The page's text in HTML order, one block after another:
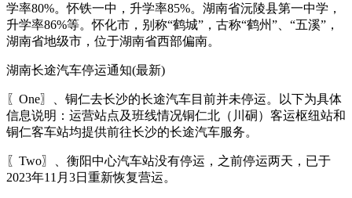
学率80%。怀铁一中，升学率85%。湖南省沅陵县第一中学，
升学率86%等。怀化市，别称“鹤城”，古称“鹤州”、“五溪”，
湖南省地级市，位于湖南省西部偏南。
湖南长途汽车停运通知(最新)
〖One〗、铜仁去长沙的长途汽车目前并未停运。以下为具体
信息说明：运营站点及班线情况铜仁北（川硐）客运枢纽站和
铜仁客车站均提供前往长沙的长途汽车服务。
〖Two〗、衡阳中心汽车站没有停运，之前停运两天，已于
2023年11月3日重新恢复营运。